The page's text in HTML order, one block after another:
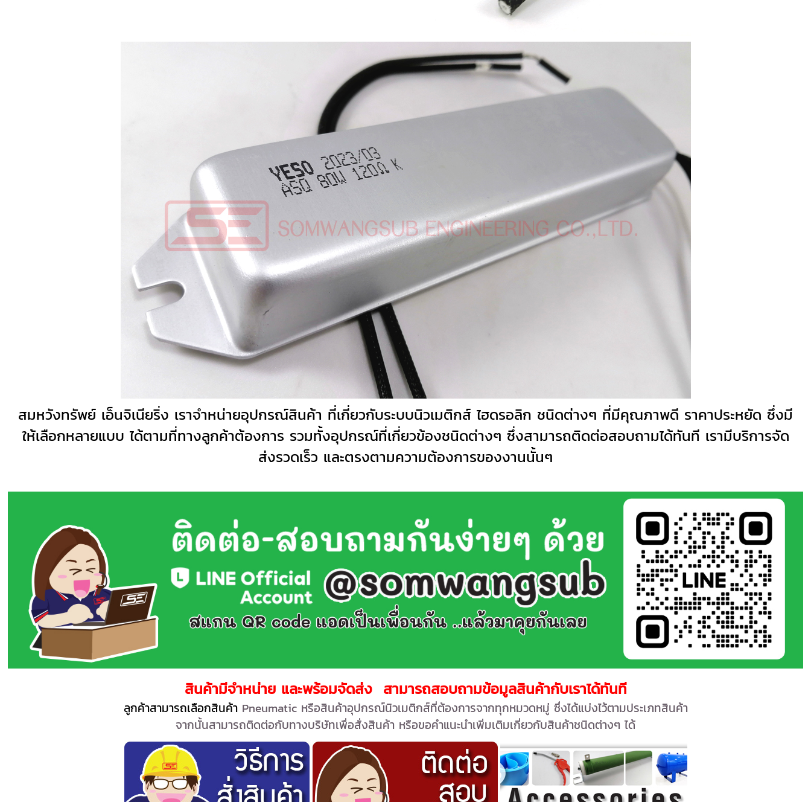
สมหวังทรัพย์ เอ็นจิเนียริ่ง เราจำหน่ายอุปกรณ์สินค้า ที่เกี่ยวกับระบบนิวเมติกส์ ไฮดรอลิก ชนิดต่างๆ ที่มีคุณภาพดี ราคาประหยัด ซึ่งมี
ให้เลือกหลายแบบ ได้ตามที่ทางลูกค้าต้องการ รวมทั้งอุปกรณ์ที่เกี่ยวข้องชนิดต่างๆ ซึ่งสามารถติดต่อสอบถามได้ทันที เรามีบริการจัด
ส่งรวดเร็ว และตรงตามความต้องการของงานนั้นๆ
สินค้ามีจำหน่าย และพร้อมจัดส่ง สามารถสอบถามข้อมูลสินค้ากับเราได้ทันที
ลูกค้าสามารถเลือกสินค้า Pneumatic หรือสินค้าอุปกรณ์นิวเมติกส์ที่ต้องการจากทุกหมวดหมู่ ซึ่งได้แบ่งไว้ตามประเภทสินค้า
จากนั้นสามารถติดต่อกับทางบริษัทเพื่อสั่งสินค้า หรือขอคำแนะนำเพิ่มเติมเกี่ยวกับสินค้าชนิดต่างๆ ได้